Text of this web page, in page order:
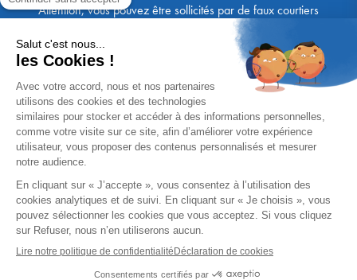
Attention, vous pouvez être sollicités par de faux courtiers
Ace Crédit / Immoprêt, qui vous proposent de bénéficier de
crédits, en vous demandant de transmettre des documents,
des fonds, des coordonnées bancaires, etc. Soyez vigilants :
Immoprêt ne demande jamais à ses clients de virer sur ses
comptes des sommes prêtées par les banques, à l'exception
des honoraires des agences. Les courtiers Ace Crédit /
Immoprêt vous écrivent toujours d'une adresse mail
xxxx@acecredit.fr ou xxxx@immopret.fr.
* Taux fixe national hors assurance, pouvant varier selon votre région et
dossier. Exemple représentatif pour un montant emprunté de 200 000 €.
Taux débiteur fixe de 2.85 % et TAEG fixe (hors frais) de 3.21 % (taux
assurance emprunteur de 0,36%) sur 15 ans. 180 mensualités de
1 426,78 € (dont 60,00 € d'assurance). Coût total du crédit (hors frais) :
56 820,53 €. Montant total dû (hors frais) : 256 820,53 €.